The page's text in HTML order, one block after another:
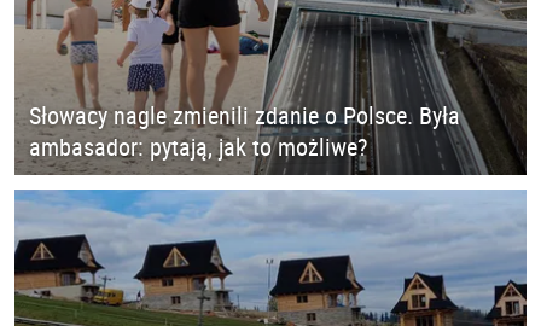
Słowacy nagle zmienili zdanie o Polsce. Była
ambasador: pytają, jak to możliwe?